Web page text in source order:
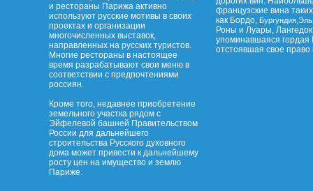
и рестораны Парижа активно
используют русские мотивы в своих
проектах и организации
многочисленных выставок,
направленных на русских туристов.
Многие рестораны в настоящее
время разрабатывают свои меню в
соответствии с предпочтениями
россиян.
Кроме того, недавнее приобретение
земельного участка рядом с
Эйфелевой башней Правительством
России для дальнейшего
строительства Русского духовного
дома может привести к дальнейшему
росту цен на имущество и землю
Париже.
французские вина
как Бордо, Бургундия,
Роны и Луары,
упоминавшаяся
отстоявшая свое право